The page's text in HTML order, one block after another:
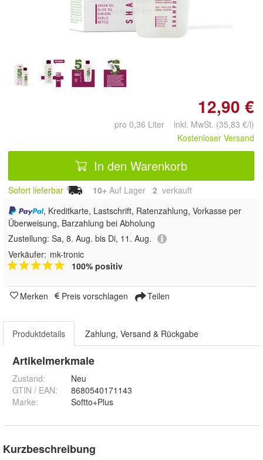
vergrößern
12,90 €
pro 0,36 Liter inkl. MwSt. (35,83 €/l)
Kostenloser Versand
In den Warenkorb
Sofort lieferbar 10+ Auf Lager 2 verkauft
, Kreditkarte, Lastschrift, Ratenzahlung, Vorkasse per
Überweisung, Barzahlung bei Abholung
Zustellung: Sa, 8. Aug. bis Di, 11. Aug.
Verkäufer: mk-tronic
100% positiv
Merken Preis vorschlagen Teilen
Produktdetails Zahlung, Versand & Rückgabe
Artikelmerkmale
Zustand:
Neu
GTIN / EAN:
8680540171143
Marke:
Softto+Plus
Kurzbeschreibung